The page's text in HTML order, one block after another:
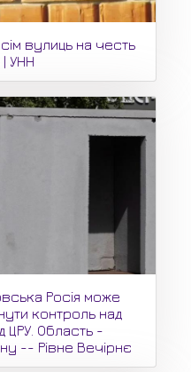
вулиць на честь
| УНН
Росія може
контроль над
ЦРУ. Область -
-- Рівне Вечірнє